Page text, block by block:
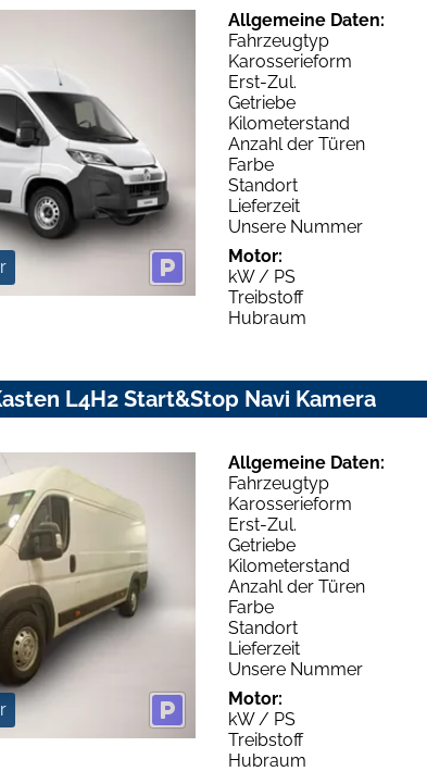
Allgemeine Daten:
Fahrzeugtyp
Karosserieform
Erst-Zul.
Getriebe
Kilometerstand
Anzahl der Türen
Farbe
Standort
Lieferzeit
Unsere Nummer
Motor:
kW / PS
Treibstoff
Hubraum
L4H2 Start&Stop Navi Kamera
Allgemeine Daten:
Fahrzeugtyp
Karosserieform
Erst-Zul.
Getriebe
Kilometerstand
Anzahl der Türen
Farbe
Standort
Lieferzeit
Unsere Nummer
Motor:
kW / PS
Treibstoff
Hubraum